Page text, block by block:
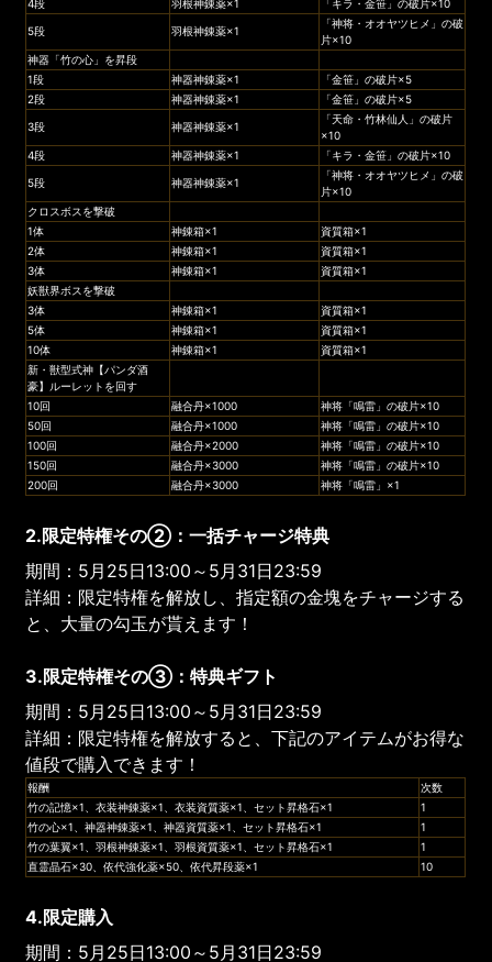
4段
羽根神錬薬×1 「キラ・金笹」の破片×10
5段 羽根神錬薬×1
「神将・オオヤツヒメ」の破
片×10
神器「竹の心」を昇段
1段
神器神錬薬×1
「金笹」の破片×5
2段
神器神錬薬×1 「金笹」の破片×5
3段 神器神錬薬×1
「天命・竹林仙人」の破片
×10
4段
神器神錬薬×1 「キラ・金笹」の破片×10
5段 神器神錬薬×1
「神将・オオヤツヒメ」の破
片×10
クロスボスを撃破
1体
神錬箱×1
資質箱×1
2体
神錬箱×1
資質箱×1
3体
神錬箱×1
資質箱×1
妖獣界ボスを撃破
3体
神錬箱×1
資質箱×1
5体
神錬箱×1
資質箱×1
10体
神錬箱×1
資質箱×1
新・獣型式神【パンダ酒
豪】ルーレットを回す
10回
融合丹×1000
神将「鳴雷」の破片×10
50回
融合丹×1000
神将「鳴雷」の破片×10
100回
融合丹×2000
神将「鳴雷」の破片×10
150回
融合丹×3000
神将「鳴雷」の破片×10
200回
融合丹×3000 神将「鳴雷」×1
2.限定特権その②：一括チャージ特典
期間：5月25日13:00～5月31日23:59
詳細：限定特権を解放し、指定額の金塊をチャージする
と、大量の勾玉が貰えます！
3.限定特権その③：特典ギフト
期間：5月25日13:00～5月31日23:59
詳細：限定特権を解放すると、下記のアイテムがお得な
値段で購入できます！
報酬
次数
竹の記憶×1、衣装神錬薬×1、衣装資質薬×1、セット昇格石×1
1
竹の心×1、神器神錬薬×1、神器資質薬×1、セット昇格石×1
1
竹の葉翼×1、羽根神錬薬×1、羽根資質薬×1、セット昇格石×1
1
直霊晶石×30、依代強化薬×50、依代昇段薬×1
10
4.限定購入
期間：5月25日13:00～5月31日23:59